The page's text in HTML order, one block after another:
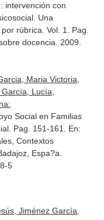
intervención con
Una
rúbrica. Vol. 1. Pag.
docencia . 2009.
Maria Victoria,
Lucía,
Social en Familias
Pag. 151-161. En:
Contextos
Espa?a.
5
Jiménez García,